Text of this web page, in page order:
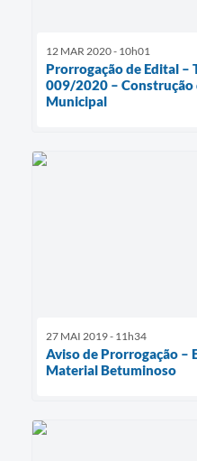
12 MAR 2020 - 10h01
Prorrogação de Edital –
009/2020 – Construção
Municipal
27 MAI 2019 - 11h34
Aviso de Prorrogação –
Material Betuminoso